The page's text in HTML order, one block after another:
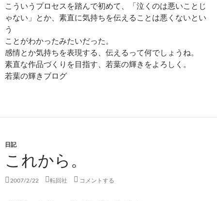
こういうプロセスを踏んで初めて、「泣くのは悪いことじ
ゃない」とか、素直に気持ちを伝えることは悪くないとい
う
ことがわかったみたいだった。
感情とか気持ちを表現する、伝えるって何でしょうね。
素直な作品づくりを目指す、若葉の輝きをよろしく。
若葉の輝きブログ
日記
これから。
2007/2/22 転回社 コメントする